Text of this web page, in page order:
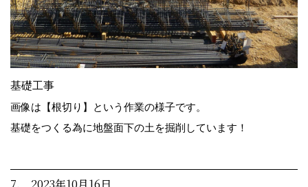
基礎工事
画像は【根切り】という作業の様子です。
基礎をつくる為に地盤面下の土を掘削しています！